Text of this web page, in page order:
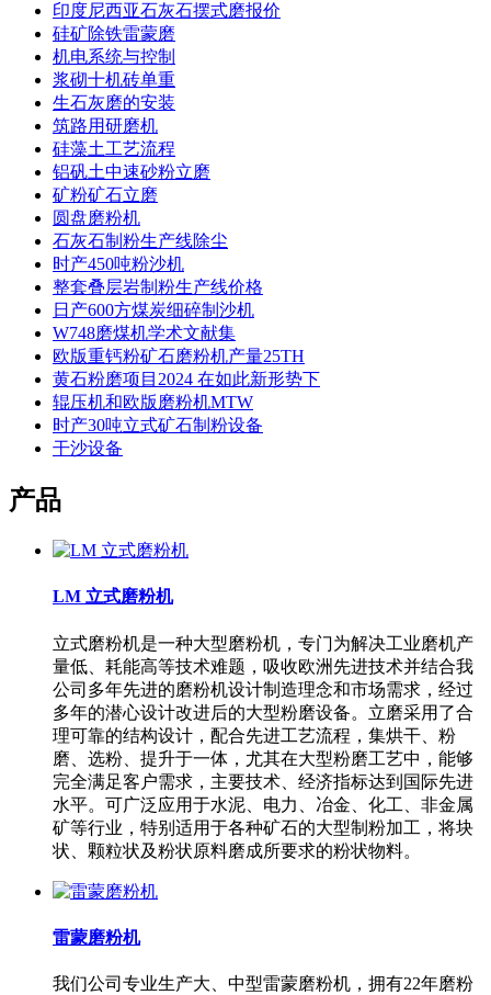
印度尼西亚石灰石摆式磨报价
硅矿除铁雷蒙磨
机电系统与控制
浆砌十机砖单重
生石灰磨的安装
筑路用研磨机
硅藻土工艺流程
铝矾土中速砂粉立磨
矿粉矿石立磨
圆盘磨粉机
石灰石制粉生产线除尘
时产450吨粉沙机
整套叠层岩制粉生产线价格
日产600方煤炭细碎制沙机
W748磨煤机学术文献集
欧版重钙粉矿石磨粉机产量25TH
黄石粉磨项目2024 在如此新形势下
辊压机和欧版磨粉机MTW
时产30吨立式矿石制粉设备
干沙设备
产品
LM 立式磨粉机
立式磨粉机是一种大型磨粉机，专门为解决工业磨机产
量低、耗能高等技术难题，吸收欧洲先进技术并结合我
公司多年先进的磨粉机设计制造理念和市场需求，经过
多年的潜心设计改进后的大型粉磨设备。立磨采用了合
理可靠的结构设计，配合先进工艺流程，集烘干、粉
磨、选粉、提升于一体，尤其在大型粉磨工艺中，能够
完全满足客户需求，主要技术、经济指标达到国际先进
水平。可广泛应用于水泥、电力、冶金、化工、非金属
矿等行业，特别适用于各种矿石的大型制粉加工，将块
状、颗粒状及粉状原料磨成所要求的粉状物料。
雷蒙磨粉机
我们公司专业生产大、中型雷蒙磨粉机，拥有22年磨粉